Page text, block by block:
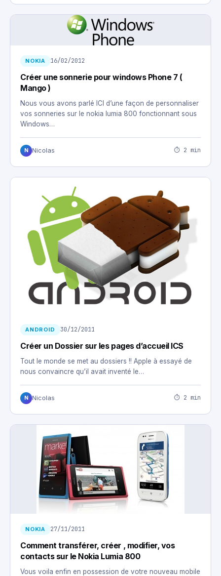
NOKIA 16/02/2012
Créer une sonnerie pour windows Phone 7 (
Mango )
Nous vous avons parlé ICI d’une façon de personnaliser
vos sonneries sur le nokia lumia 800 fonctionnant sous
Windows…
N Nicolas ⏱ 2 min
ANDROID 30/12/2011
Créer un Dossier sur les pages d’accueil ICS
Tout le monde se met au dossiers !! Apple à essayé de
nous convaincre qu’il avait inventé le…
N Nicolas ⏱ 2 min
NOKIA 27/11/2011
Comment transférer, créer , modifier, vos
contacts sur le Nokia Lumia 800
Vous voila enfin en possession de votre nouveau mobile